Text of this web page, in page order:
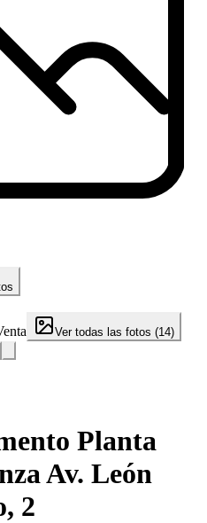
Ver todas las fotos (14)
Planta
Av. León
2